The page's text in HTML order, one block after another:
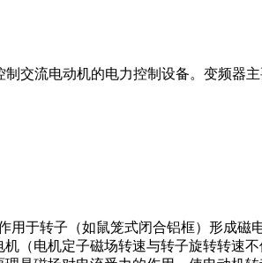
交流电动机的电力控制设备。变频器
于转子（如鼠笼式闭合铝框）形成磁
（电机定子磁场转速与转子旋转转速